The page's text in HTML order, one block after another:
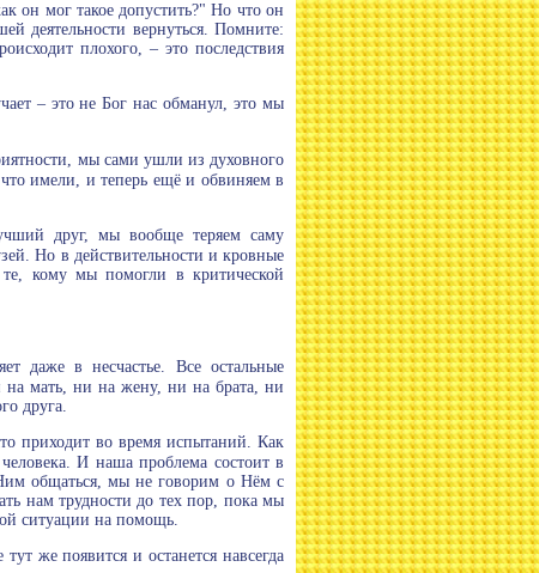
он мог такое допустить?" Но что он
деятельности вернуться. Помните:
плохого, – это последствия
– это не Бог нас обманул, это мы
мы сами ушли из духовного
имели, и теперь ещё и обвиняем в
друг, мы вообще теряем саму
Но в действительности и кровные
кому мы помогли в критической
даже в несчастье. Все остальные
на мать, ни на жену, ни на брата, ни
друга.
приходит во время испытаний. Как
И наша проблема состоит в
общаться, мы не говорим о Нём с
нам трудности до тех пор, пока мы
ситуации на помощь.
же появится и останется навсегда